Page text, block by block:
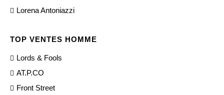
Lorena Antoniazzi
TOP VENTES HOMME
Lords & Fools
AT.P.CO
Front Street